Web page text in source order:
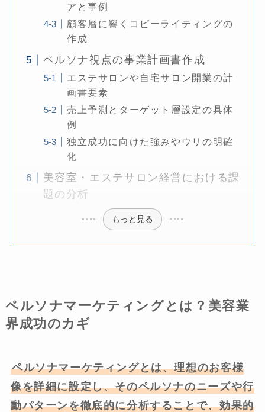
アと事例
顧客層に響くコピーライティングの
作成
ペルソナ視点の事業計画書作成
エステサロンや自宅サロン開業の計
画書要素
売上予測とターゲット層設定の具体
例
独立成功に向けた強みやウリの明確
化
美容室・エステサロン経営における課
題の分析
もっと見る
ペルソナマーケティングとは？美容業
界成功のカギ
ペルソナマーケティングとは、理想のお客様
像を詳細に設定し、そのペルソナのニーズや行
動パターンを徹底的に分析することで、効果的